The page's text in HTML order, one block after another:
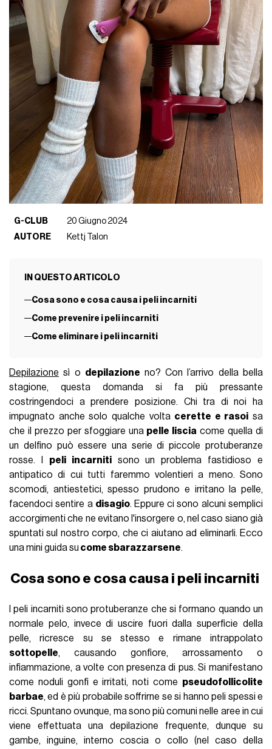
G-CLUB
20 Giugno 2024
AUTORE
Kettj Talon
IN QUESTO ARTICOLO
Cosa sono e cosa causa i peli incarniti
Come prevenire i peli incarniti
Come eliminare i peli incarniti
Depilazione sì o depilazione no? Con l’arrivo della bella
stagione, questa domanda si fa più pressante
costringendoci a prendere posizione. Chi tra di noi ha
impugnato anche solo qualche volta cerette e rasoi sa
che il prezzo per sfoggiare una pelle liscia come quella di
un delfino può essere una serie di piccole protuberanze
rosse. I peli incarnitisono un problema fastidioso e
antipatico di cui tutti faremmo volentieri a meno. Sono
scomodi, antiestetici, spesso prudono e irritano la pelle,
facendoci sentire a disagio. Eppure ci sono alcuni semplici
accorgimenti che ne evitano l'insorgere o, nel caso siano già
spuntati sul nostro corpo, che ci aiutano ad eliminarli. Ecco
una mini guida su come sbarazzarsene.
Cosa sono e cosa causa i peli incarniti
I peli incarniti sono protuberanze che si formano quando un
normale pelo, invece di uscire fuori dalla superficie della
pelle, ricresce su se stesso e rimane intrappolato
sottopelle, causando gonfiore, arrossamento o
infiammazione, a volte con presenza di pus. Si manifestano
come noduli gonfi e irritati, noti come pseudofollicolite
barbae, ed è più probabile soffrirne se si hanno peli spessi e
ricci. Spuntano ovunque, ma sono più comuni nelle aree in cui
viene effettuata una depilazione frequente, dunque su
gambe, inguine, interno coscia o collo (nel caso della